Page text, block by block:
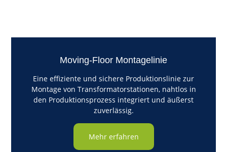
Moving-Floor Montagelinie
Eine effiziente und sichere Produktionslinie zur
Montage von Transformatorstationen, nahtlos in
den Produktionsprozess integriert und äußerst
zuverlässig.
Mehr erfahren